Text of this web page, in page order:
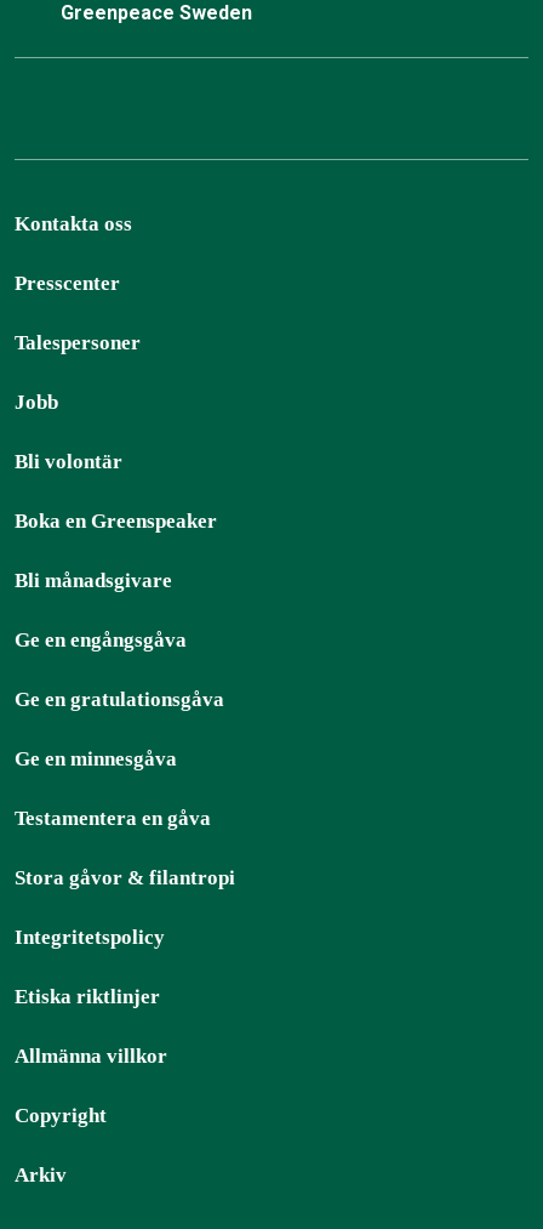
Greenpeace Sweden
Kontakta oss
Presscenter
Talespersoner
Jobb
Bli volontär
Boka en Greenspeaker
Bli månadsgivare
Ge en engångsgåva
Ge en gratulationsgåva
Ge en minnesgåva
Testamentera en gåva
Stora gåvor & filantropi
Integritetspolicy
Etiska riktlinjer
Allmänna villkor
Copyright
Arkiv